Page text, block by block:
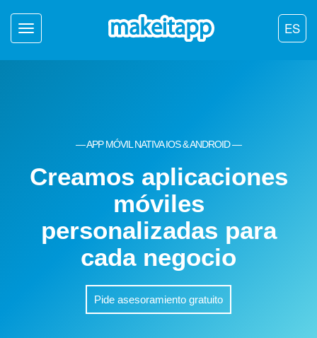
ES
Toggle
navigation
— APP MÓVIL NATIVA IOS & ANDROID —
Creamos aplicaciones
móviles
personalizadas para
cada negocio
Pide asesoramiento gratuito